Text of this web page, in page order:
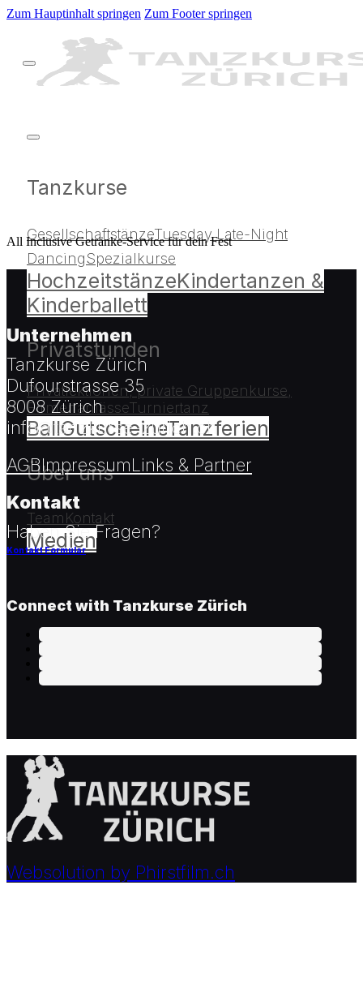
Zum Hauptinhalt springen Zum Footer springen
Tanzkurse
GesellschaftstänzeTuesday Late-Night
DancingSpezialkurse
HochzeitstänzeKindertanzen &
Kinderballett
Privatstunden
Privatlektionen, private Gruppenkurse,
FirmenanlässeTurniertanz
BallGutscheineTanzferien
Über uns
TeamKontakt
Medien
All Inclusive Getränke-Service für dein Fest
Unternehmen
Tanzkurse Zürich
Dufourstrasse 35
8008 Zürich
info@tanzkurse-zurich.ch
AGBImpressumLinks & Partner
Kontakt
Haben Sie Fragen?
Kontakt Formular
Connect with Tanzkurse Zürich
Websolution by Phirstfilm.ch